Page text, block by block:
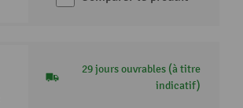
29 jours ouvrables (à titre
indicatif)